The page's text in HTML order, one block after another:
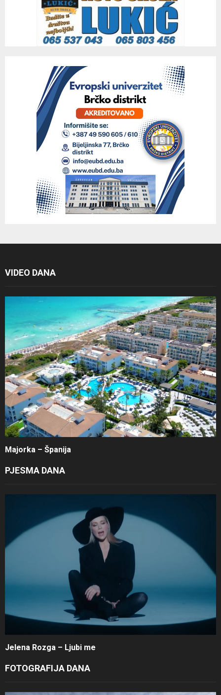
VIDEO DANA
Majorka – Španija
PJESMA DANA
Jelena Rozga – Ljubi me
FOTOGRAFIJA DANA